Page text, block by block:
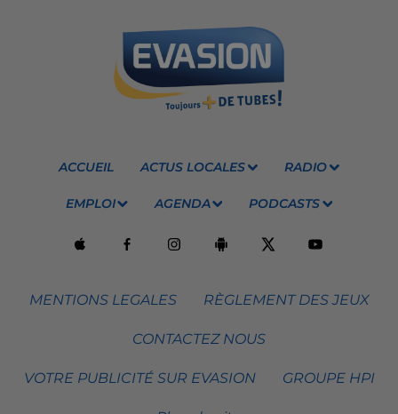
ACCUEIL ACTUS LOCALES RADIO
EMPLOI AGENDA PODCASTS
MENTIONS LEGALES RÈGLEMENT DES JEUX
CONTACTEZ NOUS
VOTRE PUBLICITÉ SUR EVASION GROUPE HPI